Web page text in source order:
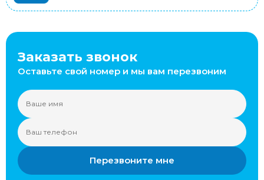
Заказать звонок
Оставьте свой номер и мы вам перезвоним
Перезвоните мне